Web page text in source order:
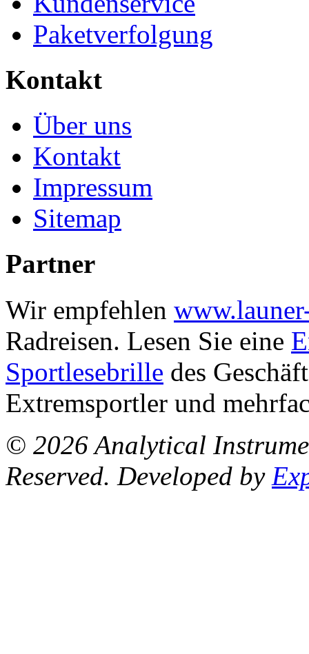
Paketverfolgung
Kontakt
Über uns
Kontakt
Impressum
Sitemap
Partner
Wir empfehlen
Radreisen. Lesen Sie eine
Sportlesebrille des
Extremsportler und
© 2026 Analytical
Reserved. Developed by